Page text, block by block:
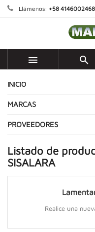
Llámenos: +58 4146002468
 
INICIO
MARCAS
PROVEEDORES
Listado de
SISALARA
Realice una